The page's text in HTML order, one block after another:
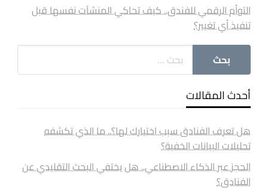
التوأم الرقمي للفندق.. كيف تحاكي المنشآت نفسها قبل
تنفيذ أي تغيير؟
أحدث المقالات
هل تعرف الفنادق سبب اختيارك لها؟.. ما الذي تكشفه
تحليلات البيانات الخفية؟
الحجز عبر الذكاء الاصطناعي.. هل يختفي البحث التقليدي عن
الفنادق؟